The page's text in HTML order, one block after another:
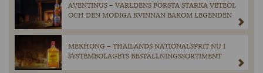
AVENTINUS – VÄRLDENS FÖRSTA STARKA VETEÖL
OCH DEN MODIGA KVINNAN BAKOM LEGENDEN
MEKHONG – THAILANDS NATIONALSPRIT NU I
SYSTEMBOLAGETS BESTÄLLNINGSSORTIMENT